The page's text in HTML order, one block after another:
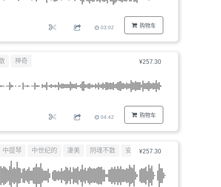
购物车
03:02
¥257.30
购物车
神奇
04:42
¥257.30
中提琴 中世纪的 凄美 阴魂不散 安详